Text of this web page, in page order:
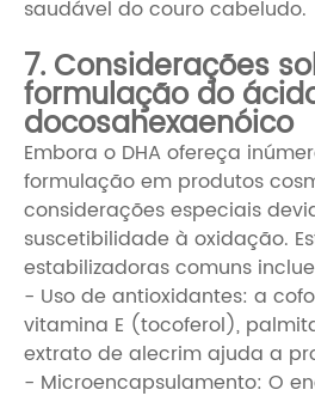
saudável do couro cabeludo.
7. Considerações
formulação do
docosahexaenóico
Embora o DHA ofereça
formulação em produtos
considerações especiais
suscetibilidade à oxidação.
estabilizadoras comuns
- Uso de antioxidantes: a
vitamina E (tocoferol),
extrato de alecrim ajuda a
- Microencapsulamento: O